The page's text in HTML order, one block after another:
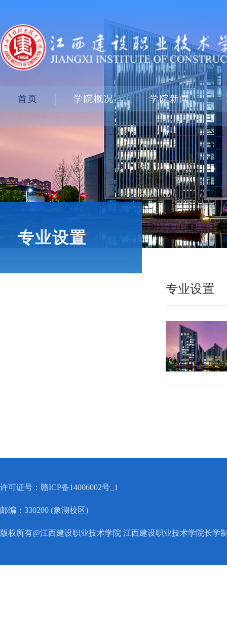
首页 学院概况 学院新闻
专业设置
专业设置
许可证号：赣ICP备14006002号_1
邮编：330200 (象湖校区)
版权所有@江西建设职业技术学院 江西建设职业技术学院长学